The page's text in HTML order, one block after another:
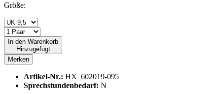
Größe:
In den Warenkorb
Hinzugefügt
Merken
Artikel-Nr.: HX_602019-095
Sprechstundenbedarf: N